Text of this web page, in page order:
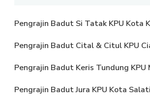
Pengrajin Badut Si Tatak KPU Kota
Pengrajin Badut Cital & Citul KPU
Pengrajin Badut Keris Tundung KPU
Pengrajin Badut Jura KPU Kota